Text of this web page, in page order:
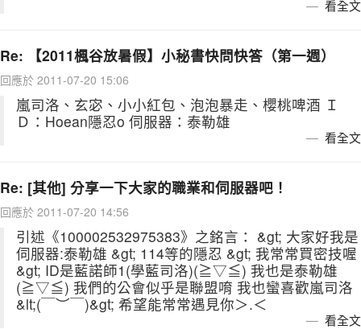
看全文
Re: 【2011楓谷放暑假】小秘書快問快答（第一週）
回應於 2011-07-20 15:06
嵐司洛、玄宓、小小紅包、泡泡暴走、櫻桃啤酒 Ｉ
Ｄ：Hoean隱忍o 伺服器：泰勒雄
看全文
Re: [其他] 分享一下大家的職業和伺服器吧！
回應於 2011-07-20 14:56
引述《100002532975383》之銘言： &gt; 大家好我是
伺服器:泰勒雄 &gt; 114等的隱忍 &gt; 我常常買密技喔
&gt; ID是藍諾師1(學藍司洛)(≧▽≦) 我也是泰勒雄
(≧▽≦) 我們的公會似乎是聯盟唷 我也蠻喜歡嵐司洛
&lt;(￣︶￣)&gt; 希望能常常遇見你＞.＜
看全文